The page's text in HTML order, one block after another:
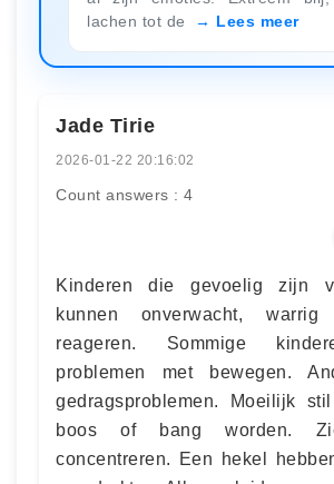
lachen tot de
Lees meer
Jade Tirie
2026-01-22 20:16:02
Count answers : 4
Kinderen die gevoelig zijn
kunnen onverwacht,
reageren. Sommige
problemen met bewegen.
gedragsproblemen. Moeilijk
boos of bang worden.
concentreren. Een hekel